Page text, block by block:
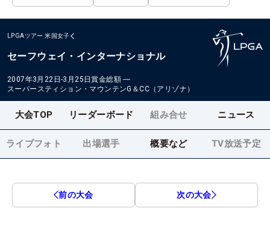
LPGAツアー 米国女子
セーフウェイ・インターナショナル
2007年3月22日-3月25日賞金総額 ―
スーパースティション・マウンテンG＆CC（アリゾナ）
大会TOP リーダーボード 組み合せ ニュース
ライブフォト 出場選手 概要など TV放送予定
前の大会 次の大会